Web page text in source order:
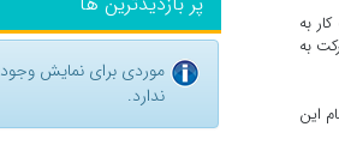
به
به
رسیده است که تمام این
موردی برای نمایش وجود
ندارد.